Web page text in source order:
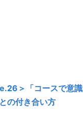
＞「コースで意識
の付き合い方